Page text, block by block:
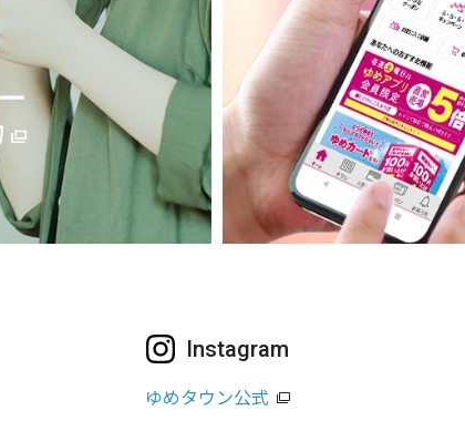
Instagram
ゆめタウン公式